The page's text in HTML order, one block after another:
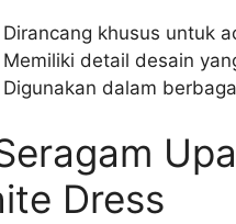
Dirancang khusus untuk
Memiliki detail desain
Digunakan dalam
Dress